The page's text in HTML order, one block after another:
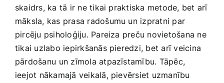
skaidrs, ka tā ir ne tikai praktiska metode, bet arī
‌māksla, kas prasa radošumu un izpratni par
pircēju psiholoģiju. Pareiza preču novietošana ne⁢
tikai​ uzlabo iepirkšanās ​pieredzi, bet arī veicina ​
pārdošanu⁢ un zīmola atpazīstamību. Tāpēc,
ieejot nākamajā veikalā, pievērsiet uzmanību⁤